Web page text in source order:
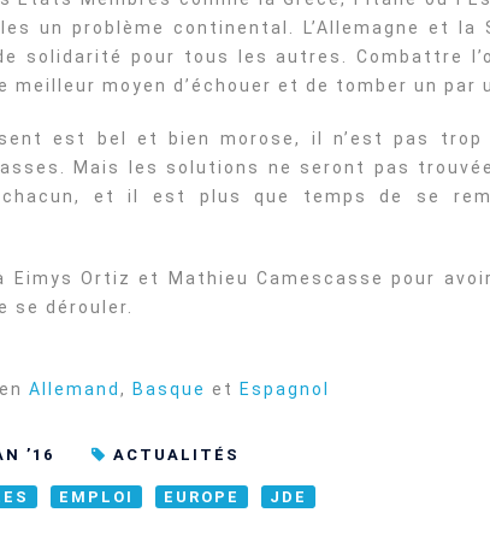
un problème continental. L’Allemagne et la
solidarité pour tous les autres. Combattre
meilleur moyen d’échouer et de tomber un par
est bel et bien morose, il n’est pas trop
Mais les solutions ne seront pas
et il est plus que temps de se
Eimys Ortiz et Mathieu Camescasse pour
se dérouler.
Allemand , Basque et Espagnol
’16 ACTUALITÉS
EMPLOI EUROPE JDE